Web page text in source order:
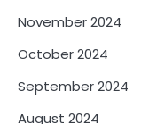
November 2024
October 2024
September 2024
August 2024